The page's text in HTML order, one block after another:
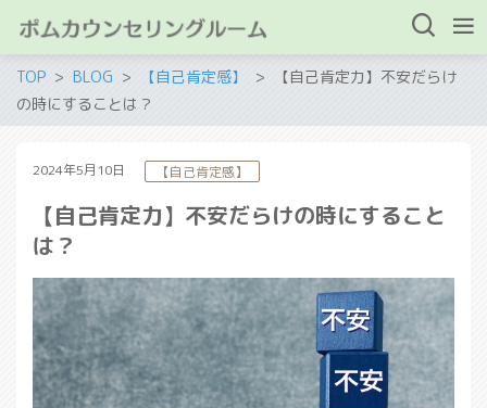
TOP BLOG 【自己肯定感】
【自己肯定力】不安だらけ
の時にすることは？
2024年5月10日 【自己肯定感】
【自己肯定力】不安だらけの時にすること
は？